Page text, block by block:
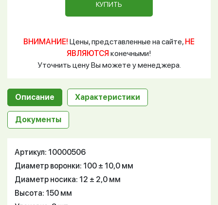
КУПИТЬ
ВНИМАНИЕ! Цены, представленные на сайте, НЕ
ЯВЛЯЮТСЯ конечными!
Уточнить цену Вы можете у менеджера.
Описание Характеристики
Документы
Артикул: 10000506
Диаметр воронки: 100 ± 10,0 мм
Диаметр носика: 12 ± 2,0 мм
Высота: 150 мм